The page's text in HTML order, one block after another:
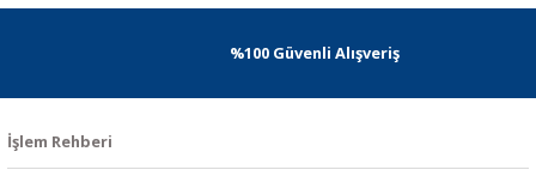
%100 Güvenli Alışveriş
İşlem Rehberi